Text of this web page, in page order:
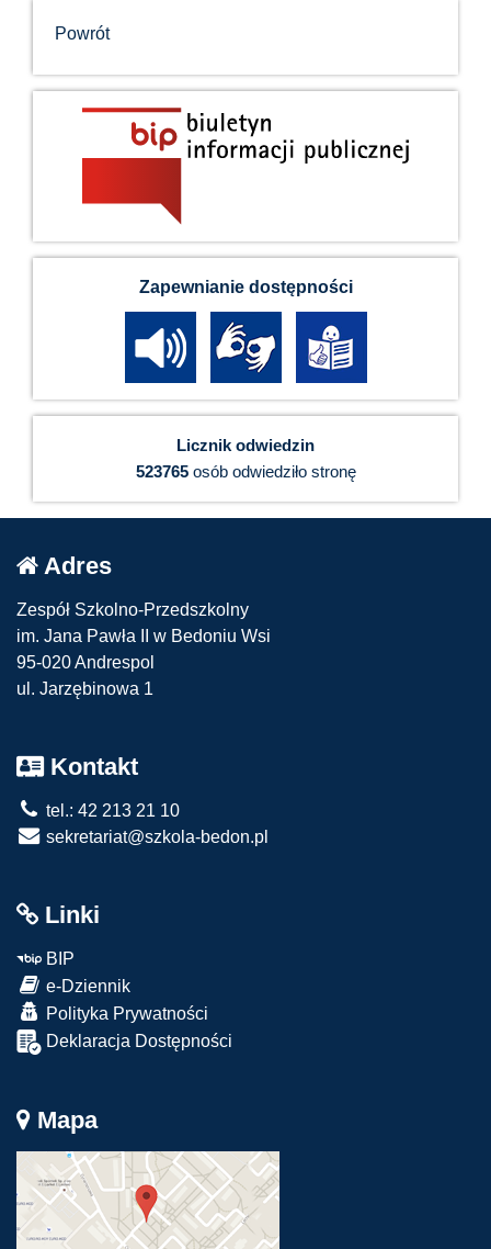
Powrót
Zapewnianie dostępności
Licznik odwiedzin
523765osób odwiedziło stronę
Adres
Zespół Szkolno-Przedszkolny
im. Jana Pawła II w Bedoniu Wsi
95-020 Andrespol
ul. Jarzębinowa 1
Kontakt
tel.: 42 213 21 10
sekretariat@szkola-bedon.pl
Linki
BIP
e-Dziennik
Polityka Prywatności
Deklaracja Dostępności
Mapa